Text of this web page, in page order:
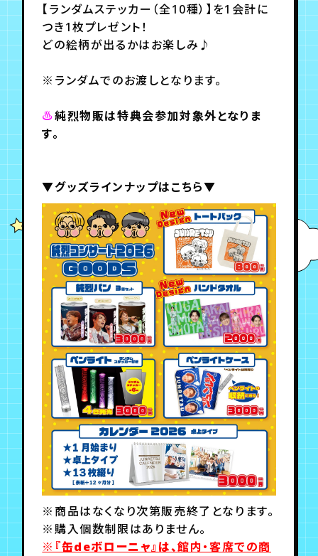
【ランダムステッカー（全10種）】を1会計に
つき1枚プレゼント！
どの絵柄が出るかはお楽しみ♪
※ランダムでのお渡しとなります。
♨純烈物販は特典会参加対象外となりま
す。
▼グッズラインナップはこちら▼
※商品はなくなり次第販売終了となります。
※購入個数制限はありません。
※『缶deボローニャ』は、館内・客席での商